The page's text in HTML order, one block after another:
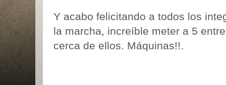
Y acabo felicitando a todos los
la marcha, increíble meter a 5
cerca de ellos. Máquinas!!.